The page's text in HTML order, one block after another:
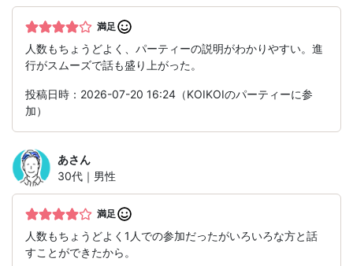
満足
人数もちょうどよく、パーティーの説明がわかりやすい。進
行がスムーズで話も盛り上がった。
投稿日時：2026-07-20 16:24（KOIKOIのパーティーに参
加）
あさん
30代｜男性
満足
人数もちょうどよく1人での参加だったがいろいろな方と話
すことができたから。